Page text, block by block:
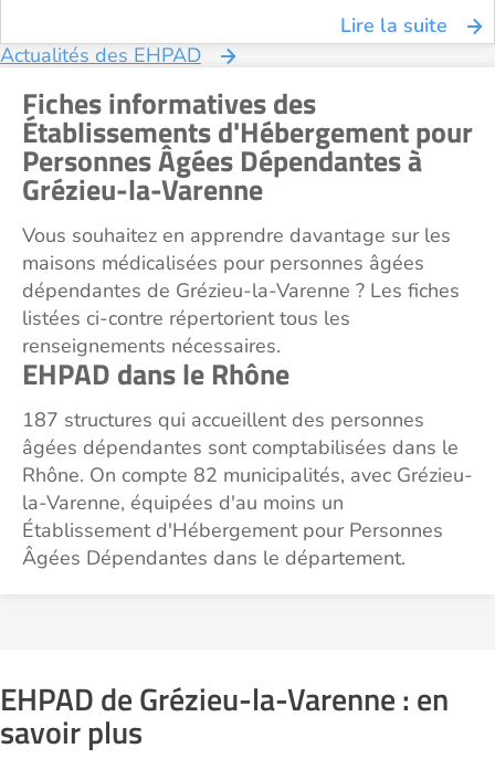
Lire la suite
Actualités des EHPAD
Fiches informatives des
Établissements d'Hébergement pour
Personnes Âgées Dépendantes à
Grézieu-la-Varenne
Vous souhaitez en apprendre davantage sur les
maisons médicalisées pour personnes âgées
dépendantes de Grézieu-la-Varenne ? Les fiches
listées ci-contre répertorient tous les
renseignements nécessaires.
EHPAD dans le Rhône
187 structures qui accueillent des personnes
âgées dépendantes sont comptabilisées dans le
Rhône. On compte 82 municipalités, avec Grézieu-
la-Varenne, équipées d'au moins un
Établissement d'Hébergement pour Personnes
Âgées Dépendantes dans le département.
EHPAD de Grézieu-la-Varenne : en
savoir plus